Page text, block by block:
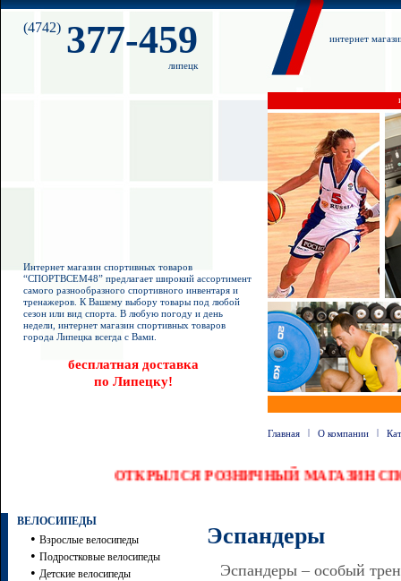
(4742) 377-459
липецк
интернет
Интернет магазин спортивных товаров
“СПОРТВСЕМ48” предлагает широкий ассортимент
самого разнообразного спортивного инвентаря и
тренажеров. К Вашему выбору товары под любой
сезон или вид спорта. В любую погоду и день
недели, интернет магазин спортивных товаров
города Липецка всегда с Вами.
бесплатная доставка
по Липецку!
Главная | О компании |
ОТКРЫЛСЯ РОЗНИЧНЫЙ
ВЕЛОСИПЕДЫ
• Взрослые велосипеды
• Подростковые велосипеды
• Детские велосипеды
Эспандеры
Эспандеры – особый